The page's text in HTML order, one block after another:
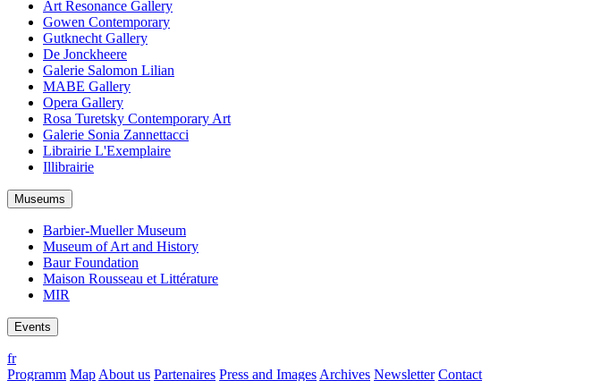
Art Resonance Gallery
Gowen Contemporary
Gutknecht Gallery
De Jonckheere
Galerie Salomon Lilian
MABE Gallery
Opera Gallery
Rosa Turetsky Contemporary Art
Galerie Sonia Zannettacci
Librairie L'Exemplaire
Illibrairie
Museums
Barbier-Mueller Museum
Museum of Art and History
Baur Foundation
Maison Rousseau et Littérature
MIR
Events
fr
Programm Map About us Partenaires Press and Images Archives Newsletter Contact